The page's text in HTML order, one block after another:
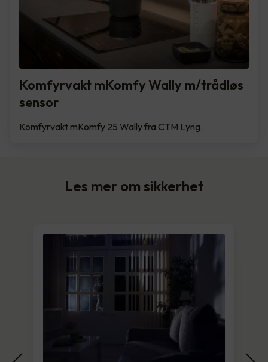
Komfyrvakt mKomfy Wally m/trådløs
sensor
Komfyrvakt mKomfy 25 Wally fra CTM Lyng.
Les mer om sikkerhet